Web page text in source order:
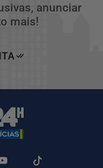
anunciar
mais!